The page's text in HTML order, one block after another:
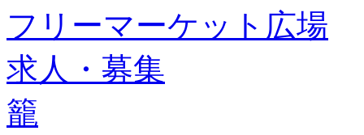
フリーマーケット広場
求人・募集
籠